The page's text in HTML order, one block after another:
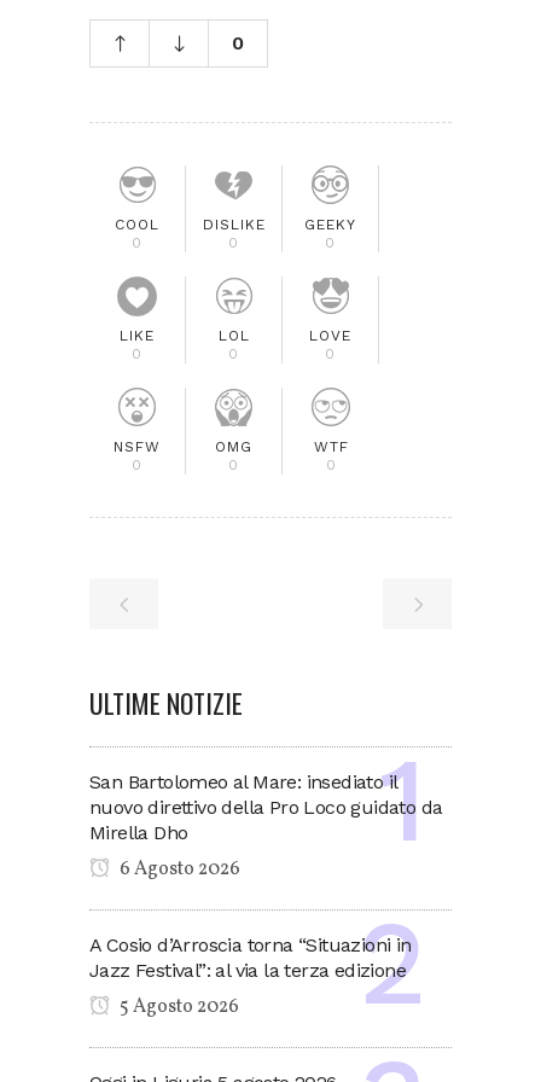
0
COOL
0
DISLIKE
0
GEEKY
0
LIKE
0
LOL
0
LOVE
0
NSFW
0
OMG
0
WTF
0
ULTIME NOTIZIE
San Bartolomeo al Mare: insediato il
nuovo direttivo della Pro Loco guidato da
Mirella Dho
6 Agosto 2026
A Cosio d’Arroscia torna “Situazioni in
Jazz Festival”: al via la terza edizione
5 Agosto 2026